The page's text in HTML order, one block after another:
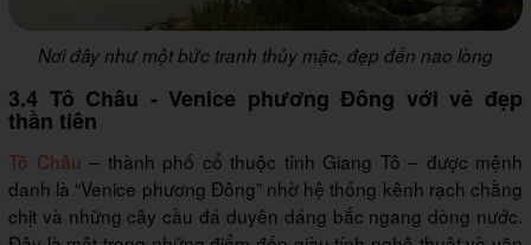
Nơi đây như một bức tranh thủy mặc, đẹp đến nao lòng
3.4 Tô Châu - Venice phương Đông với vẻ đẹp
thần tiên
Tô Châu – thành phố cổ thuộc tỉnh Giang Tô – được mệnh
danh là “Venice phương Đông” nhờ hệ thống kênh rạch chằng
chịt và những cây cầu đá duyên dáng bắc ngang dòng nước.